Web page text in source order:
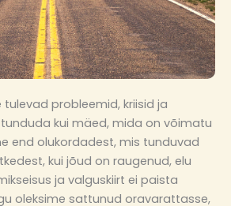
probleemid, kriisid ja
kui mäed, mida on võimatu
end olukordadest, mis tunduvad
kui jõud on raugenud, elu
ja valguskiirt ei paista
oleksime sattunud oravarattasse,